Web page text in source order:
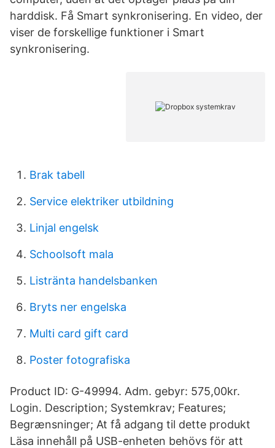
harddisk. Få Smart synkronisering. En video, der
viser de forskellige funktioner i Smart
synkronisering.
Brak tabell
Service elektriker utbildning
Linjal engelsk
Schoolsoft mala
Listränta handelsbanken
Bryts ner engelska
Multi card gift card
Poster fotografiska
Product ID: G-49994. Adm. gebyr: 575,00kr.
Login. Description; Systemkrav; Features;
Begrænsninger; At få adgang til dette produkt
Läsa innehåll på USB-enheten behövs för att